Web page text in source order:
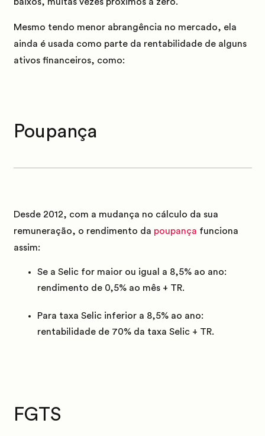
Mesmo tendo menor abrangência no mercado, ela
ainda é usada como parte da rentabilidade de alguns
ativos financeiros, como:
Poupança
Desde 2012, com a mudança no cálculo da sua
remuneração, o rendimento da poupança funciona
assim:
Se a Selic for maior ou igual a 8,5% ao ano:
rendimento de 0,5% ao mês + TR.
Para taxa Selic inferior a 8,5% ao ano:
rentabilidade de 70% da taxa Selic + TR.
FGTS